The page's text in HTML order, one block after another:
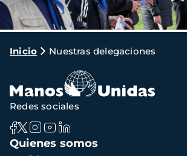
Ruta
navegación
Inicio Nuestras delegaciones
Navegación
principal
Quienes somos
Redes sociales